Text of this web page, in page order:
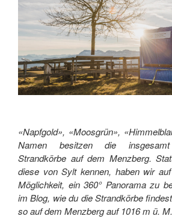
«Napfgold», «Moosgrün»,
Namen besitzen die
Strandkörbe auf dem Menzberg.
diese von Sylt kennen, haben wir
Möglichkeit, ein 360° Panorama zu
im Blog, wie du die Strandkörbe
so auf dem Menzberg auf 1016 m ü.